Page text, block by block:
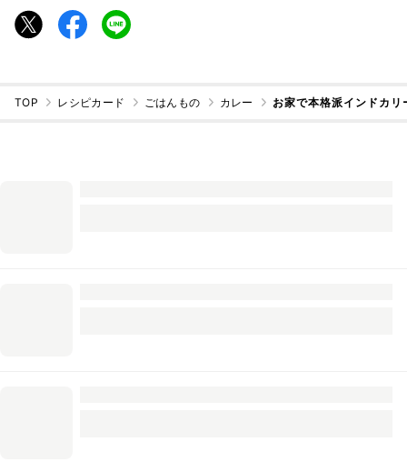
TOP レシピカード ごはんもの カレー お家で本格派インドカリ